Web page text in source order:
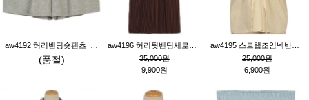
(품절)
35,000원
9,900원
25,000원
6,900원